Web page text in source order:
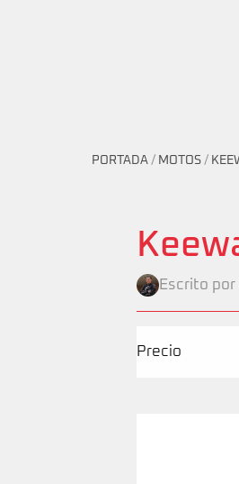
PORTADA / MOTOS /
Escrito por
Precio